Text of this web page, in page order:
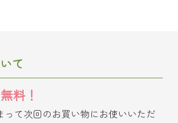
て
料！
って次回のお買い物にお使いいただ